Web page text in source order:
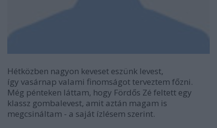
Hétközben nagyon keveset eszünk levest,
így vasárnap valami finomságot terveztem főzni.
Még pénteken láttam, hogy Fördős Zé feltett egy
klassz gombalevest, amit aztán magam is
megcsináltam - a saját ízlésem szerint.